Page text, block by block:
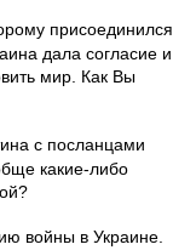
присоединился
дала согласие и
мир. Как Вы
с посланцами
какие-либо
войны в Украине.